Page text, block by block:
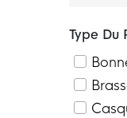
Type Du